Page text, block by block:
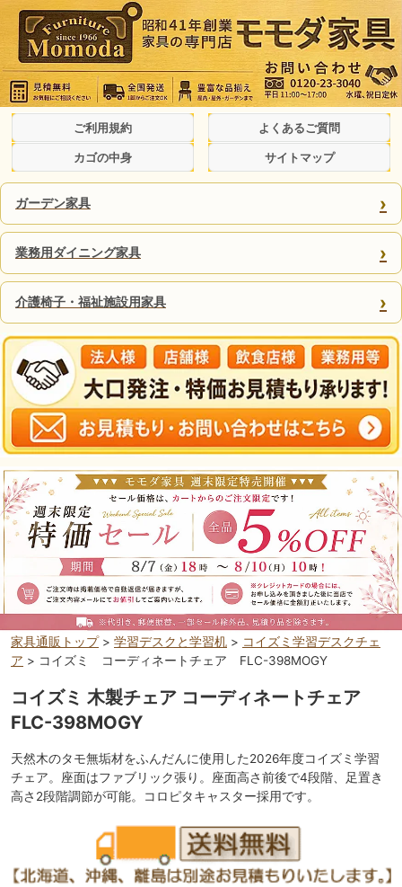
ご利用規約 よくあるご質問
カゴの中身 サイトマップ
ガーデン家具 ›
業務用ダイニング家具 ›
介護椅子・福祉施設用家具 ›
家具通販トップ> 学習デスクと学習机 > コイズミ学習デスクチェ
ア > コイズミ コーディネートチェア FLC-398MOGY
コイズミ 木製チェア コーディネートチェア
FLC-398MOGY
天然木のタモ無垢材をふんだんに使用した2026年度コイズミ学習
チェア。座面はファブリック張り。座面高さ前後で4段階、足置き
高さ2段階調節が可能。コロピタキャスター採用です。